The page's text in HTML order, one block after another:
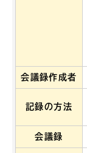
会議録作成者
記録の方法
会議録